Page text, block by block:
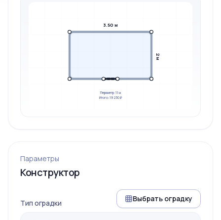
Параметры
Конструктор
Тип оградки Выбрать оградку
3.50 м
2 м
Периметр: 11 м
Итого: 19 250 ₽